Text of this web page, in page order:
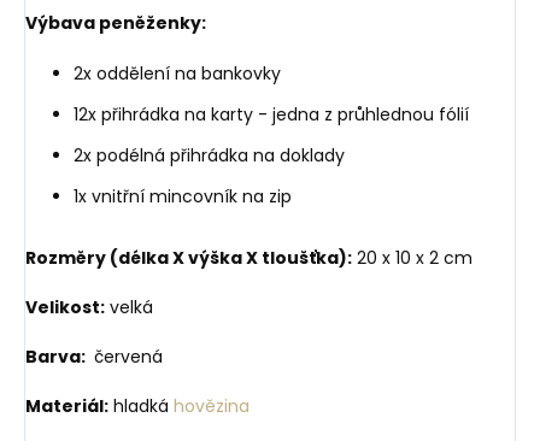
Výbava peněženky:
2x oddělení na bankovky
12x přihrádka na karty - jedna z průhlednou fólií
2x podélná přihrádka na doklady
1x vnitřní mincovník na zip
Rozměry (délka X výška X tloušťka): 20 x 10 x 2 cm
Velikost: velká
Barva: červená
Materiál: hladká hovězina